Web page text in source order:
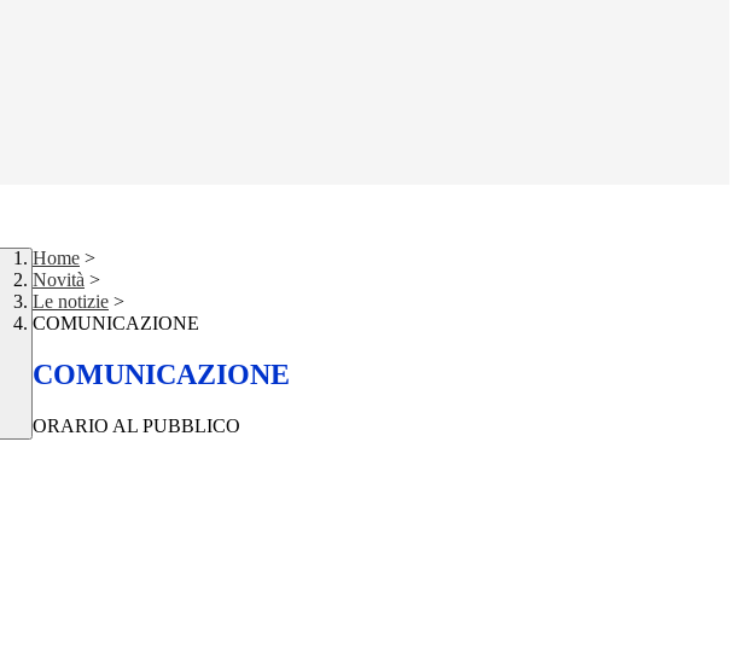
Home >
Novità >
Le notizie >
COMUNICAZIONE
COMUNICAZIONE
ORARIO AL PUBBLICO